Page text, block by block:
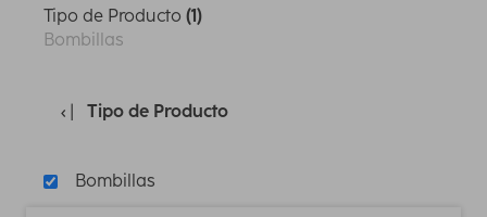
Tipo de Producto (1)
Bombillas
Tipo de Producto
Bombillas